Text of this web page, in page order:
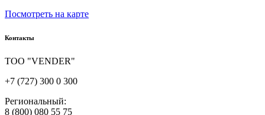
Посмотреть на карте
Контакты
ТОО "VENDER"
+7 (727) 300 0 300
Региональный:
8 (800) 080 55 75